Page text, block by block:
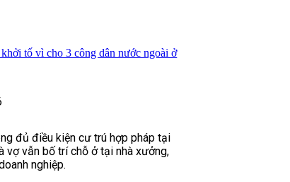
tố vì cho 3 công dân nước ngoài ở
đủ điều kiện cư trú hợp pháp tại
vợ vẫn bố trí chỗ ở tại nhà xưởng,
nghiệp.